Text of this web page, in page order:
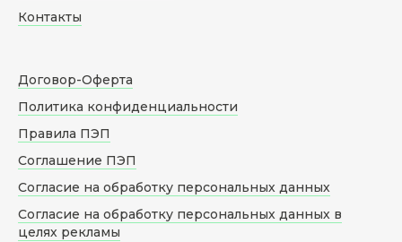
Контакты
Договор-Оферта
Политика конфиденциальности
Правила ПЭП
Соглашение ПЭП
Согласие на обработку персональных данных
Согласие на обработку персональных данных в
целях рекламы